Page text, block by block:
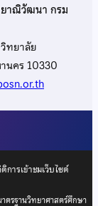
ยาณิวัฒนา กรม
ทยาลัย
นคร 10330
การเข้าชมเว็บไซต์
ตรฐานวิทยาศาสตร์ศึกษา